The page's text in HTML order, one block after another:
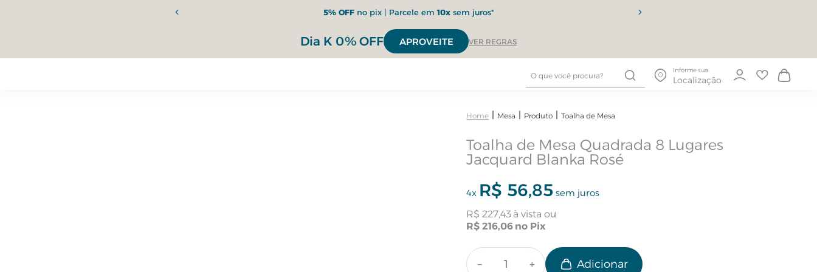
5% OFFno pix | Parcele em10xsem juros*
Dia K 0% OFF APROVEITE VER REGRAS
Informe sua
Localização
Mesa Produto Toalha de Mesa
Toalha de Mesa Quadrada 8 Lugares
Jacquard Blanka Rosé
4x R$ 56,85 sem juros
R$ 227,43
R$ 216,06
＋
－